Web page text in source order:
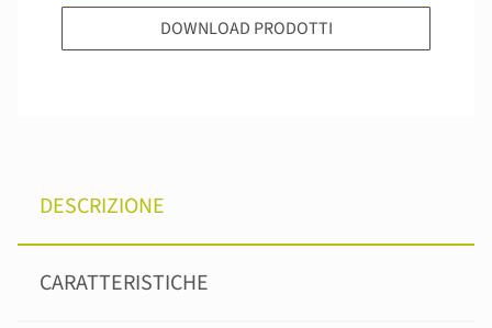
DOWNLOAD PRODOTTI
DESCRIZIONE
CARATTERISTICHE